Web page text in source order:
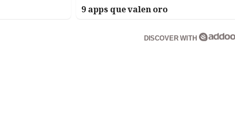
9 apps que valen oro
DISCOVER WITH